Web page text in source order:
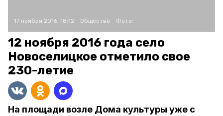
17 ноября 2016, 18:12 Общество Фото:
12 ноября 2016 года село
Новоселицкое отметило свое
230-летие
На площади возле Дома культуры уже с